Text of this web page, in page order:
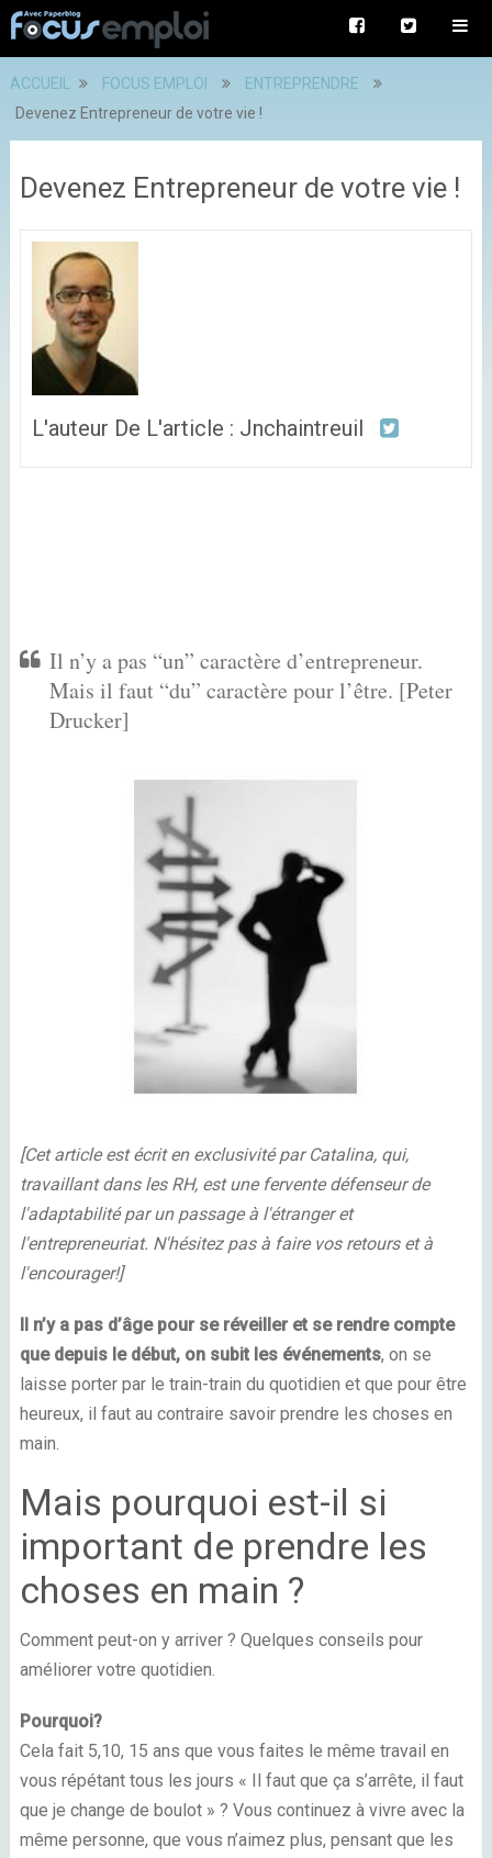
ACCUEIL FOCUS EMPLOI
ENTREPRENDRE
Devenez Entrepreneur de votre vie !
Devenez Entrepreneur de votre vie !
L'auteur De L'article : Jnchaintreuil
Il n’y a pas “un” caractère d’entrepreneur.
Mais il faut “du” caractère pour l’être. [Peter
Drucker]
[Cet article est écrit en exclusivité par Catalina, qui,
travaillant dans les RH, est une fervente défenseur de
l'adaptabilité par un passage à l'étranger et
l'entrepreneuriat. N'hésitez pas à faire vos retours et à
l'encourager!]
Il n’y a pas d’âge pour se réveiller et se rendre compte
que depuis le début, on subit les événements, on se
laisse porter par le train-train du quotidien et que pour être
heureux, il faut au contraire savoir prendre les choses en
main.
Mais pourquoi est-il si
important de prendre les
choses en main ?
Comment peut-on y arriver ? Quelques conseils pour
améliorer votre quotidien.
Pourquoi?
Cela fait 5,10, 15 ans que vous faites le même travail en
vous répétant tous les jours « Il faut que ça s’arrête, il faut
que je change de boulot » ? Vous continuez à vivre avec la
même personne, que vous n’aimez plus, pensant que les